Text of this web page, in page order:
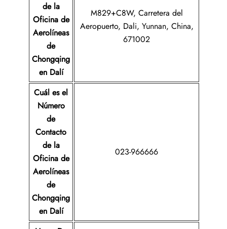
de la
Oficina de
Aerolíneas
de
Chongqing
en Dalí
M829+C8W, Carretera del
Aeropuerto, Dali, Yunnan, China,
671002
Cuál es el
Número
de
Contacto
de la
Oficina de
Aerolíneas
de
Chongqing
en Dalí
023-966666